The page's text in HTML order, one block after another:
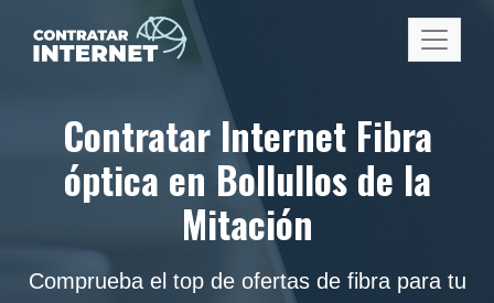
Contratar Internet Fibra
óptica en Bollullos de la
Mitación
Comprueba el top de ofertas de fibra para tu